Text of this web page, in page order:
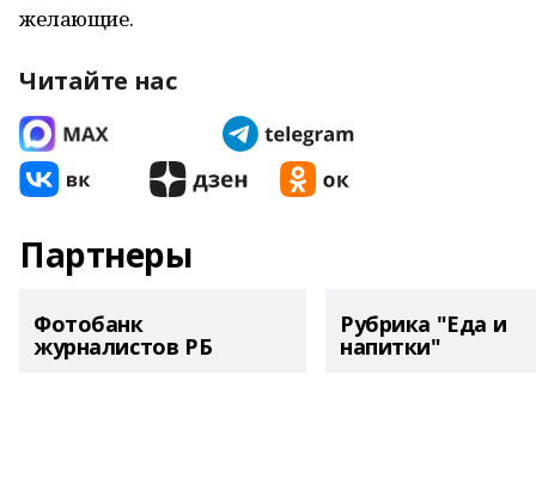
желающие.
Читайте нас
Партнеры
Фотобанк
журналистов РБ
Рубрика "Еда и
напитки"